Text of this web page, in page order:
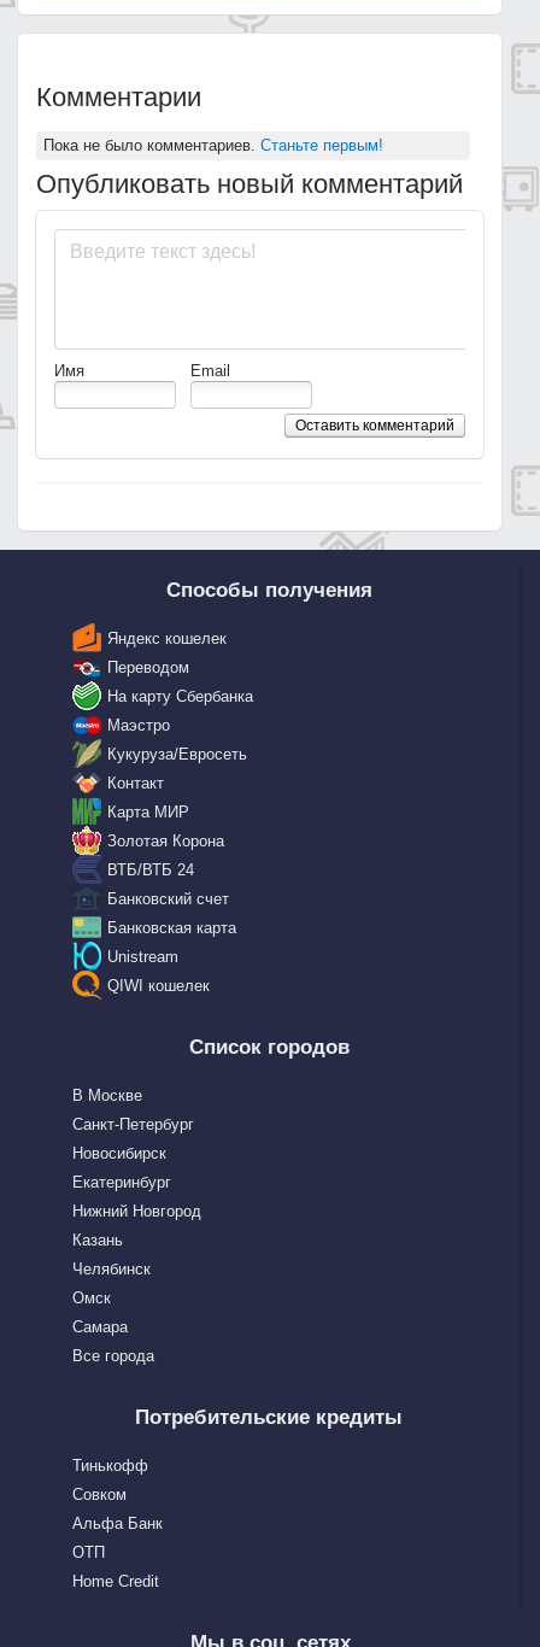
Комментарии
Пока не было комментариев. Станьте первым!
Опубликовать новый комментарий
Имя Email
Оставить комментарий
Способы получения
Яндекс кошелек
Переводом
На карту Сбербанка
Маэстро
Кукуруза/Евросеть
Контакт
Карта МИР
Золотая Корона
ВТБ/ВТБ 24
Банковский счет
Банковская карта
Unistream
QIWI кошелек
Список городов
В Москве
Санкт-Петербург
Новосибирск
Екатеринбург
Нижний Новгород
Казань
Челябинск
Омск
Самара
Все города
Потребительские кредиты
Тинькофф
Совком
Альфа Банк
OTП
Home Сredit